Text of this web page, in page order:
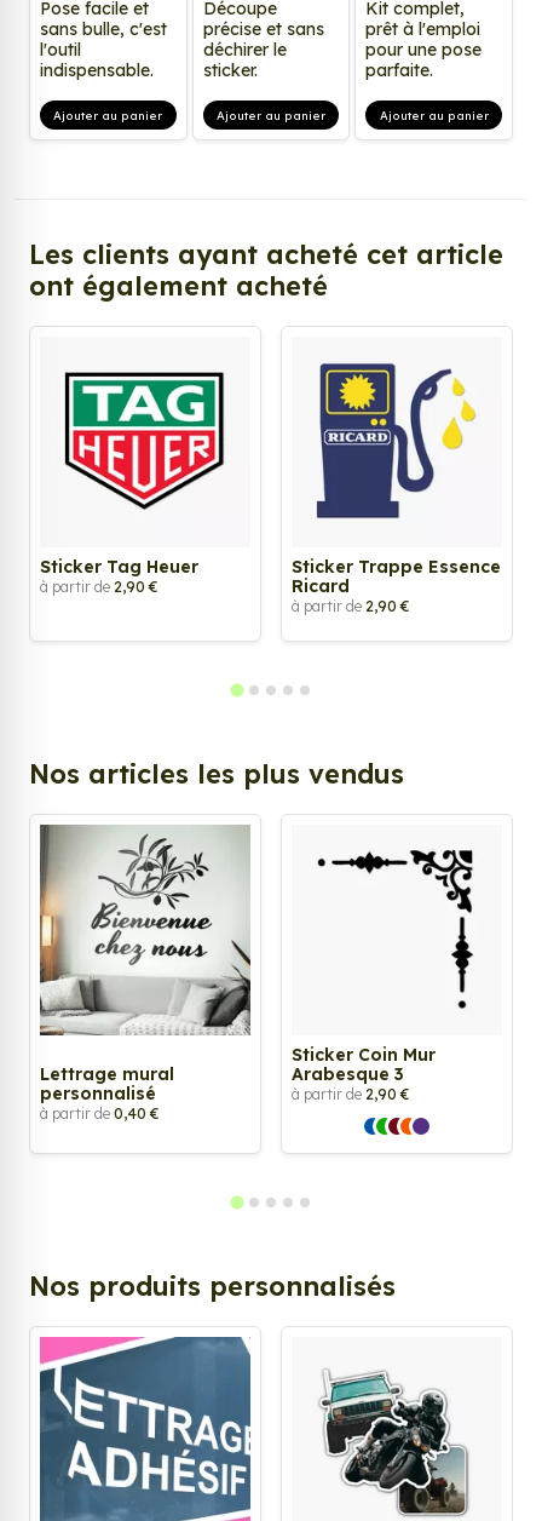
Pose facile et
sans bulle, c'est
l'outil
indispensable.
Ajouter au panier
Découpe
précise et sans
déchirer le
sticker.
Ajouter au panier
Kit complet,
prêt à l'emploi
pour une pose
parfaite.
Ajouter au panier
Les clients ayant acheté cet article
ont également acheté
Sticker Tag Heuer
à partir de 2,90 €
Sticker Trappe Essence
Ricard
à partir de 2,90 €
Nos articles les plus vendus
Lettrage mural
personnalisé
à partir de 0,40 €
Sticker Coin Mur
Arabesque 3
à partir de 2,90 €
Nos produits personnalisés